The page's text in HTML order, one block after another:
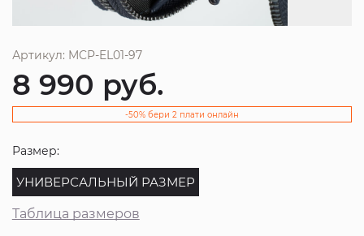
Артикул: MCP-EL01-97
8 990 руб.
-50% бери 2 плати онлайн
Размер:
УНИВЕРСАЛЬНЫЙ РАЗМЕР
Таблица размеров